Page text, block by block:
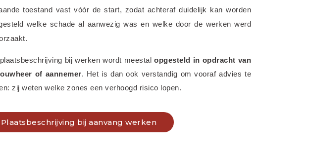
toestand vast vóór de start, zodat achteraf duidelijk kan worden
welke schade al aanwezig was en welke door de werken werd
bij werken wordt meestal opgesteld in opdracht van
of aannemer. Het is dan ook verstandig om vooraf advies te
zij weten welke zones een verhoogd risico lopen.
Plaatsbeschrijving bij aanvang werken